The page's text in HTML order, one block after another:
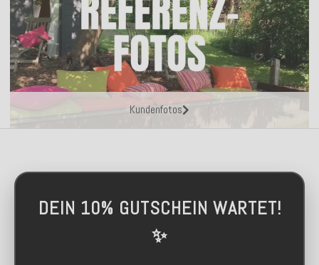
Kundenfotos
DEIN 10% GUTSCHEIN WARTET!
✨